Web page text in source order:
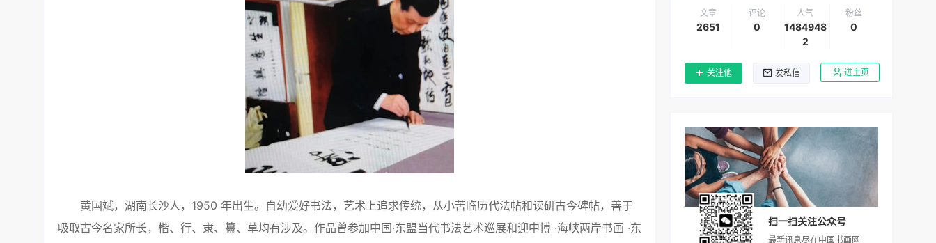
黄国斌，湖南长沙人，1950 年出生。自幼爱好书法，艺术上追求传统，从小苦临历代法帖和读研古今碑帖，善于
吸取古今名家所长，楷、行、隶、纂、草均有涉及。作品曾参加中国·东盟当代书法艺术巡展和迎中博 ·海峡两岸书画 ·东
文章
2651
评论
0
人气
1484948
2
粉丝
0
关注他 发私信 进主页
扫一扫关注公众号
最新讯息尽在中国书画网